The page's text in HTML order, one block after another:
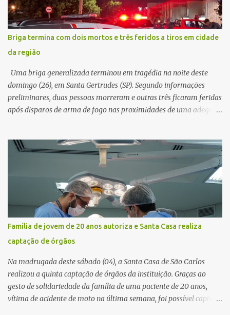
Na sequência, entrou em contato por telefone e encaminhou um
link, orientando a vítima a acessá-lo pelo computador para
concluir a suposta atualização cadastral. Após realizar o
procedimento, a conta bancária ficou bloqueada por algumas
horas. Sem conseguir acessar o sistema, a vítima tentou
novamente contato com o suposto gerente, mas não obteve
resposta. Na segunda-fe...
Briga termina com dois mortos e três feridos a tiros em cidade
da região
Uma briga generalizada terminou em tragédia na noite deste
domingo (26), em Santa Gertrudes (SP). Segundo informações
preliminares, duas pessoas morreram e outras três ficaram feridas
após disparos de arma de fogo nas proximidades de uma adega. O
começado dentro do estabelecimento e se estendido para a área
externa, quando dois homens armados passaram a efetuar
diversos disparos. Duas vítimas morreram ainda no local. Outras
três pessoas foram baleadas e socorridas. Até o momento, não
foram divulgadas informações oficiais sobre o estado de saúde dos
feridos. Equipes da Polícia Militar de Santa Gertrudes atenderam a
ocorrência e isolaram a área para o trabalho da perícia. Até a
última atualização, nenhum suspeito havia sido preso. A Polícia
Civil investigará a motivação da briga, a autoria dos disparos e as
circunstâncias do crime. A ocorrência segue em anda...
Família de jovem de 20 anos autoriza e Santa Casa realiza
captação de órgãos
Na madrugada deste sábado (04), a Santa Casa de São Carlos
realizou a quinta captação de órgãos da instituição. Graças ao
gesto de solidariedade da família de uma paciente de 20 anos,
vítima de acidente de moto na última semana, foi possível captar o